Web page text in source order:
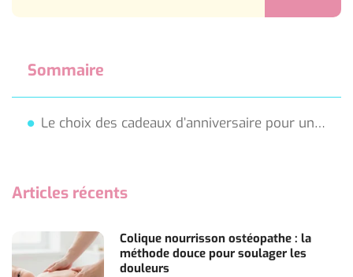
Sommaire
Le choix des cadeaux d’anniversaire pour un enfant de 3 ans
Articles récents
Colique nourrisson ostéopathe : la
méthode douce pour soulager les
douleurs